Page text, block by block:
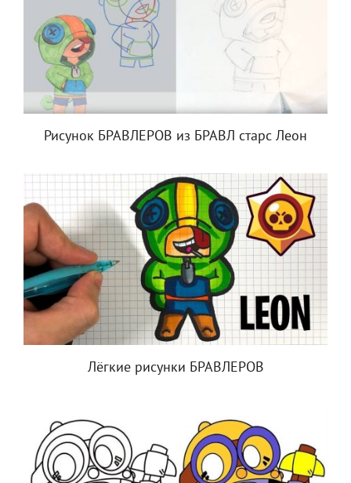
Рисунок БРАВЛЕРОВ из БРАВЛ старс Леон
Лёгкие рисунки БРАВЛЕРОВ